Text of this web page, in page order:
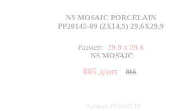
NS MOSAIC PORCELAIN
PP20145-09 (2X14,5) 29,6X29,9
Размер:
29.9 x 29.6
NS MOSAIC
805д/шт 866
Артикул: PP20145-09